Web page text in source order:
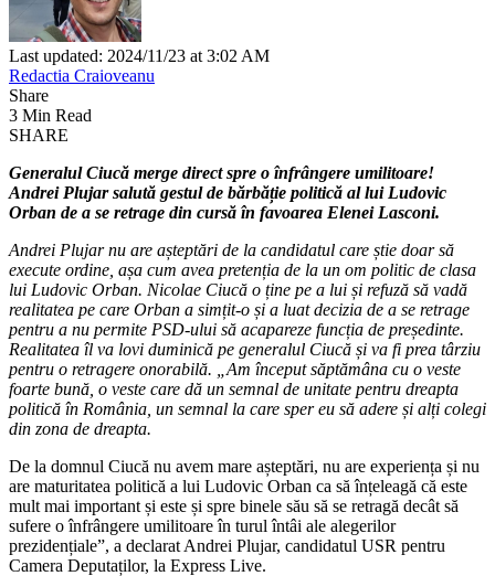
Last updated: 2024/11/23 at 3:02 AM
Redactia Craioveanu
Share
3 Min Read
SHARE
Generalul Ciucă merge direct spre o înfrângere umilitoare!
Andrei Plujar salută gestul de bărbăție politică al lui Ludovic
Orban de a se retrage din cursă în favoarea Elenei Lasconi.
Andrei Plujar nu are așteptări de la candidatul care știe doar să
execute ordine, așa cum avea pretenția de la un om politic de clasa
lui Ludovic Orban. Nicolae Ciucă o ține pe a lui și refuză să vadă
realitatea pe care Orban a simțit-o și a luat decizia de a se retrage
pentru a nu permite PSD-ului să acapareze funcția de președinte.
Realitatea îl va lovi duminică pe generalul Ciucă și va fi prea târziu
pentru o retragere onorabilă. „Am început săptămâna cu o veste
foarte bună, o veste care dă un semnal de unitate pentru dreapta
politică în România, un semnal la care sper eu să adere și alți colegi
din zona de dreapta.
De la domnul Ciucă nu avem mare așteptări, nu are experiența și nu
are maturitatea politică a lui Ludovic Orban ca să înțeleagă că este
mult mai important și este și spre binele său să se retragă decât să
sufere o înfrângere umilitoare în turul întâi ale alegerilor
prezidențiale”, a declarat Andrei Plujar, candidatul USR pentru
Camera Deputaților, la Express Live.